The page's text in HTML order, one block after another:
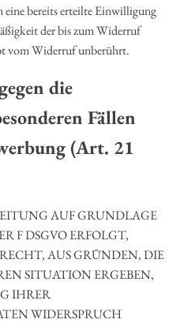
bereits erteilte Einwilligung
der bis zum Widerruf
vom Widerruf unberührt.
die
Fällen
(Art. 21
AUF GRUNDLAGE
F DSGVO ERFOLGT,
AUS GRÜNDEN, DIE
SITUATION ERGEBEN,
IHRER
WIDERSPRUCH